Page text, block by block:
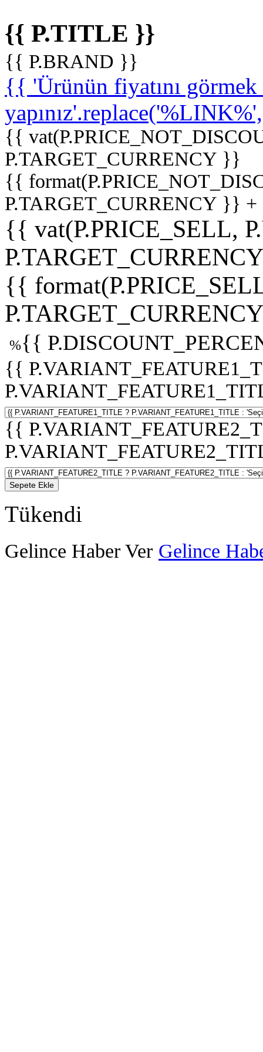
{{ P.TITLE }}
{{ P.BRAND }}
{{ 'Ürünün fiyatını
{{
P.TARGET_CURRENCY }}
{{
P.TARGET_CURRENCY }}
{{ vat(P.PRICE_SELL,
{{
%{{
{{
{{
Sepete Ekle
Tükendi
Gelince Haber Ver Gelince